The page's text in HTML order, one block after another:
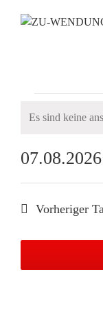
7.
Hinweis
Es sind keine
07.08.2026
Datum
Vorheriger